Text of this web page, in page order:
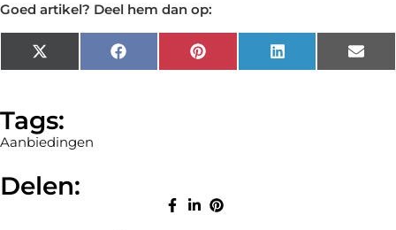
Goed artikel? Deel hem dan op:
X
(Twitter)
Facebook Pinterest LinkedIn
Tags:
Aanbiedingen
Delen: